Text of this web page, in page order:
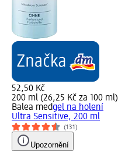
52,50 Kč
200 ml (26,25 Kč za 100 ml)
Balea medgel na holení
Ultra Sensitive, 200 ml
(131)
Upozornění